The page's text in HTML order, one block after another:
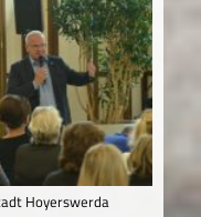
Hoyerswerda